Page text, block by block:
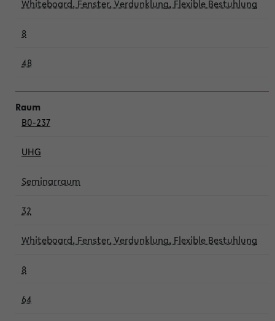
Whiteboard, Fenster, Verdunklung, Flexible Bestuhlung
8
48
B0-237
UHG
Seminarraum
32
Whiteboard, Fenster, Verdunklung, Flexible Bestuhlung
8
64